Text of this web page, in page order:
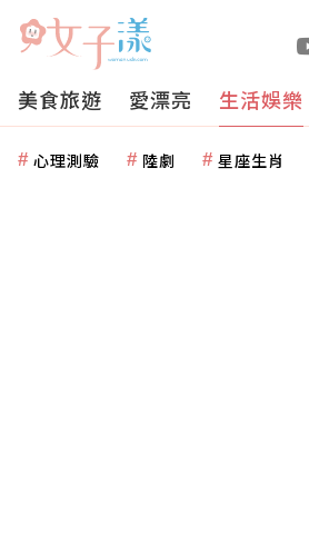
美食旅遊 愛漂亮 生活娛樂
心理測驗 陸劇 星座生肖